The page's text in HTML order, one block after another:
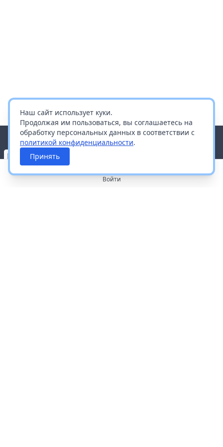
Наш сайт использует куки.
Продолжая им пользоваться, вы соглашаетесь на
обработку персональных данных в соответствии с
политикой конфиденциальности.
Принять
Войти